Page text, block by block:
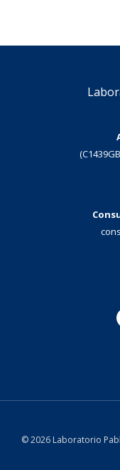
© 2026 Laboratorio